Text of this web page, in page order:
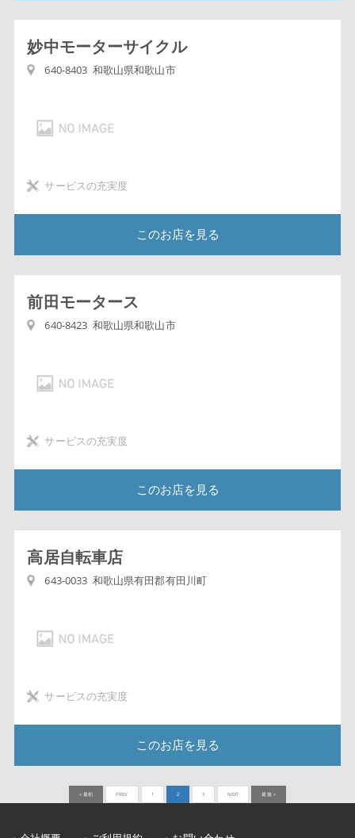
妙中モーターサイクル
640-8403 和歌山県和歌山市
サービスの充実度
このお店を見る
前田モータース
640-8423 和歌山県和歌山市
サービスの充実度
このお店を見る
高居自転車店
643-0033 和歌山県有田郡有田川町
サービスの充実度
このお店を見る
« 最初 PREV 1 2 3 NEXT 最後 »